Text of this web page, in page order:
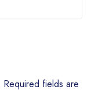
Required fields are